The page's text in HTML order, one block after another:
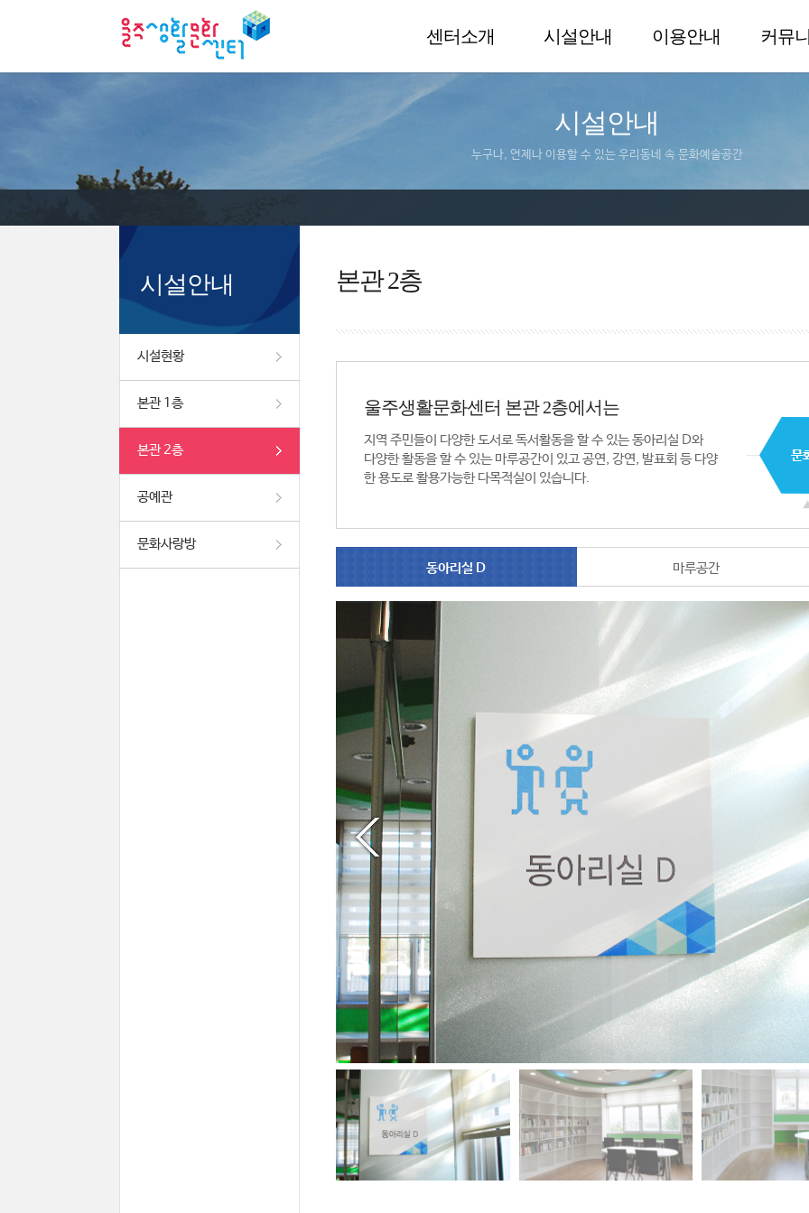
센터소개 시설안내 이용안내 커뮤
시설안내
누구나, 언제나 이용할 수 있는 우리동네 속 문화예술공간
시설안내
시설현황
본관 1층
본관 2층
공예관
문화사랑방
본관 2층
울주생활문화센터 본관 2층에서는
지역 주민들이 다양한 도서로 독서활동을 할 수 있는 동아리실 D와
다양한 활동을 할 수 있는 마루공간이 있고 공연, 강연, 발표회 등 다양
한 용도로 활용가능한 다목적실이 있습니다.
동아리실 D 마루공간